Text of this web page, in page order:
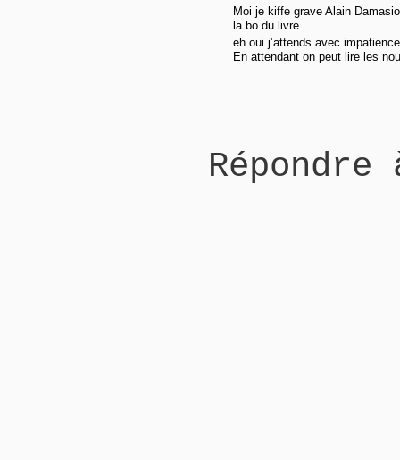
Moi je kiffe grave Alain
la bo du livre...
eh oui j’attends avec
En attendant on peut lire les